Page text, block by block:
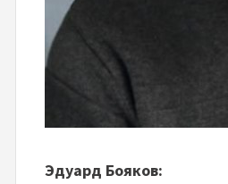
Эдуард Бояков: